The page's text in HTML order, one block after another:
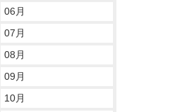
06月
07月
08月
09月
10月